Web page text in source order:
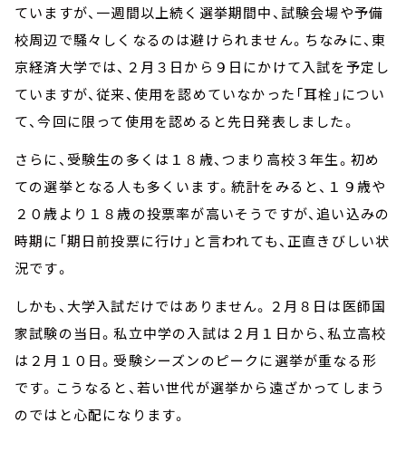
ていますが、一週間以上続く選挙期間中、試験会場や予備
校周辺で騒々しくなるのは避けられません。ちなみに、東
京経済大学では、２月３日から９日にかけて入試を予定し
ていますが、従来、使用を認めていなかった「耳栓」につい
て、今回に限って使用を認めると先日発表しました。
さらに、受験生の多くは１８歳、つまり高校３年生。初め
ての選挙となる人も多くいます。統計をみると、１９歳や
２０歳より１８歳の投票率が高いそうですが、追い込みの
時期に「期日前投票に行け」と言われても、正直きびしい状
況です。
しかも、大学入試だけではありません。２月８日は医師国
家試験の当日。私立中学の入試は２月１日から、私立高校
は２月１０日。受験シーズンのピークに選挙が重なる形
です。こうなると、若い世代が選挙から遠ざかってしまう
のではと心配になります。